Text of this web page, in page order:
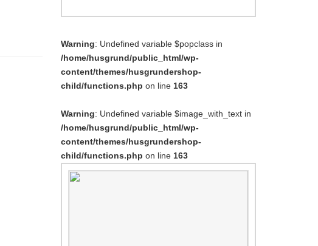
Warning: Undefined variable $popclass in
/home/husgrund/public_html/wp-
content/themes/husgrundershop-
child/functions.php on line 163
Warning: Undefined variable $image_with_text in
/home/husgrund/public_html/wp-
content/themes/husgrundershop-
child/functions.php on line 163